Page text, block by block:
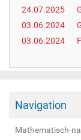
24.07.2025
03.06.2024
03.06.2024
Navigation
Mathematisch-